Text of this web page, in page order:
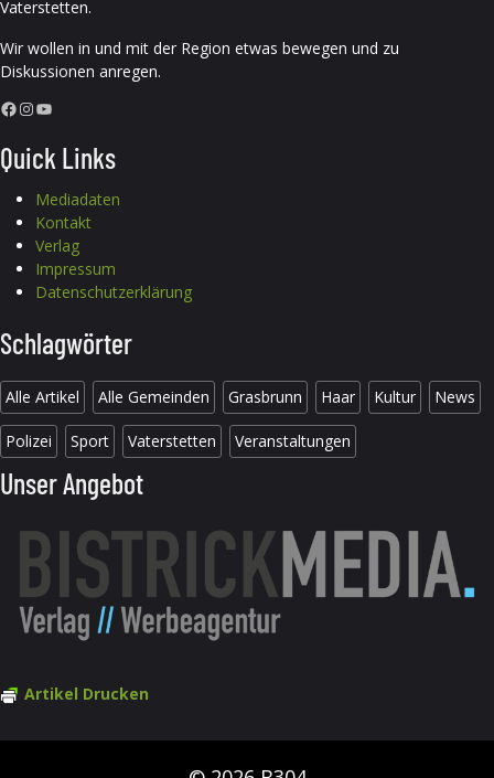
Vaterstetten.
Wir wollen in und mit der Region etwas bewegen und zu
Diskussionen anregen.
Facebook InstagramYouTube
Quick Links
Mediadaten
Kontakt
Verlag
Impressum
Datenschutzerklärung
Schlagwörter
Alle Artikel Alle Gemeinden Grasbrunn Haar Kultur News
Polizei Sport Vaterstetten Veranstaltungen
Unser Angebot
Artikel Drucken